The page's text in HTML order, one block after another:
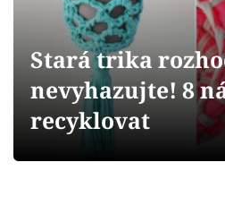
Přihlášení
Sledujte nás
Stará trika
nevyhazujte! 8
recyklovat